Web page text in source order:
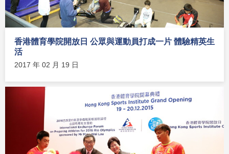
香港體育學院開放日 公眾與運動員打成一片 體驗精英生
活
2017 年 02 月 19 日